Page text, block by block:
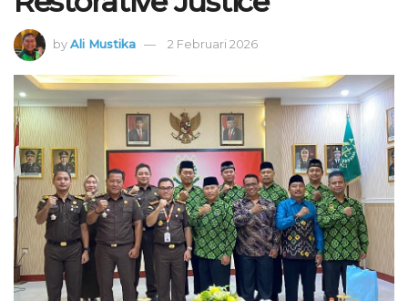
byAli Mustika 2 Februari 2026